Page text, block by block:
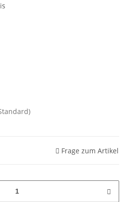
Frage zum Artikel